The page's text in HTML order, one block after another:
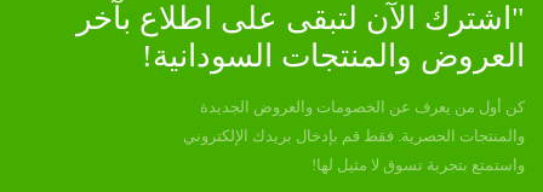
"اشترك الآن لتبقى على اطلاع بآخر
العروض والمنتجات السودانية!
كن أول من يعرف عن الخصومات والعروض الجديدة
والمنتجات الحصرية. فقط قم بإدخال بريدك الإلكتروني
واستمتع بتجربة تسوق لا مثيل لها!